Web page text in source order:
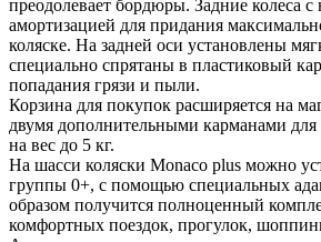
преодолевает бордюры. Задние колеса с
амортизацией для придания
коляске. На задней оси установлены
специально спрятаны в пластиковый
попадания грязи и пыли.
Корзина для покупок расширяется на
двумя дополнительными карманами для
на вес до 5 кг.
На шасси коляски Monaco plus можно
группы 0+, с помощью специальных
образом получится полноценный
комфортных поездок, прогулок,